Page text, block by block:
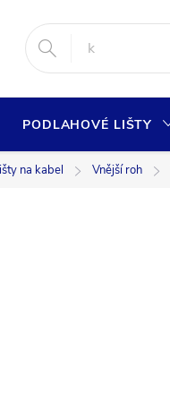
PODLAHOVÉ LIŠTY
na kabel Vnější roh